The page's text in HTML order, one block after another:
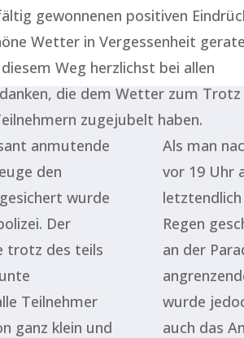
gewonnenen positiven
Wetter in Vergessenheit
Weg herzlichst bei allen
die dem Wetter zum Trotz
zugejubelt haben.
anmutende
den
wurde
Der
trotz des teils
Teilnehmer
ganz klein und
Als man
vor 19 Uhr
Regen
an der
wurde
auch das